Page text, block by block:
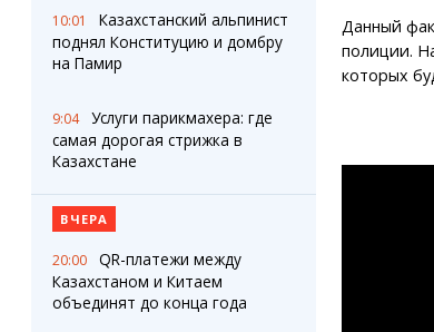
10:01
Казахстанский альпинист
поднял Конституцию и домбру
на Памир
9:04
Услуги парикмахера: где
самая дорогая стрижка в
Казахстане
ВЧЕРА
20:00
QR-платежи между
Казахстаном и Китаем
объединят до конца года
Данный
полиции.
которых